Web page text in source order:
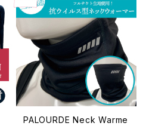
でシューズとのズレを軽減。
PALOURDE Neck Warme